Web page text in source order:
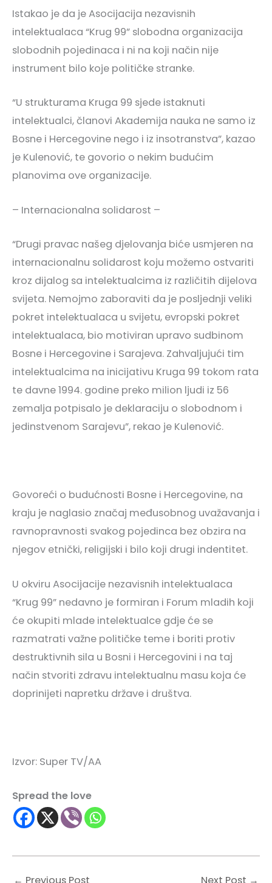
Istakao je da je Asocijacija nezavisnih
intelektualaca “Krug 99” slobodna organizacija
slobodnih pojedinaca i ni na koji način nije
instrument bilo koje političke stranke.
“U strukturama Kruga 99 sjede istaknuti
intelektualci, članovi Akademija nauka ne samo iz
Bosne i Hercegovine nego i iz insotranstva”, kazao
je Kulenović, te govorio o nekim budućim
planovima ove organizacije.
– Internacionalna solidarost –
“Drugi pravac našeg djelovanja biće usmjeren na
internacionalnu solidarost koju možemo ostvariti
kroz dijalog sa intelektualcima iz različitih dijelova
svijeta. Nemojmo zaboraviti da je posljednji veliki
pokret intelektualaca u svijetu, evropski pokret
intelektualaca, bio motiviran upravo sudbinom
Bosne i Hercegovine i Sarajeva. Zahvaljujući tim
intelektualcima na inicijativu Kruga 99 tokom rata
te davne 1994. godine preko milion ljudi iz 56
zemalja potpisalo je deklaraciju o slobodnom i
jedinstvenom Sarajevu”, rekao je Kulenović.
Govoreći o budućnosti Bosne i Hercegovine, na
kraju je naglasio značaj međusobnog uvažavanja i
ravnopravnosti svakog pojedinca bez obzira na
njegov etnički, religijski i bilo koji drugi indentitet.
U okviru Asocijacije nezavisnih intelektualaca
“Krug 99” nedavno je formiran i Forum mladih koji
će okupiti mlade intelektualce gdje će se
razmatrati važne političke teme i boriti protiv
destruktivnih sila u Bosni i Hercegovini i na taj
način stvoriti zdravu intelektualnu masu koja će
doprinijeti napretku države i društva.
Izvor: Super TV/AA
Spread the love
← Previous Post Next Post →